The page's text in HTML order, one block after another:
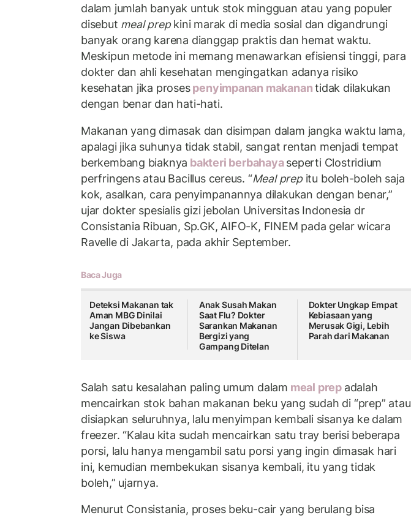
dalam jumlah banyak untuk stok mingguan atau yang populer
disebut meal prepkini marak di media sosial dan digandrungi
banyak orang karena dianggap praktis dan hemat waktu.
Meskipun metode ini memang menawarkan efisiensi tinggi, para
dokter dan ahli kesehatan mengingatkan adanya risiko
kesehatan jika prosespenyimpanan makanantidak dilakukan
dengan benar dan hati-hati.
Makanan yang dimasak dan disimpan dalam jangka waktu lama,
apalagi jika suhunya tidak stabil, sangat rentan menjadi tempat
berkembang biaknya bakteri berbahayaseperti Clostridium
perfringens atau Bacillus cereus. “Meal prepitu boleh-boleh saja
kok, asalkan, cara penyimpanannya dilakukan dengan benar,”
ujar dokter spesialis gizi jebolan Universitas Indonesia dr
Consistania Ribuan, Sp.GK, AIFO-K, FINEM pada gelar wicara
Ravelle di Jakarta, pada akhir September.
Baca Juga
Deteksi Makanan tak
Aman MBG Dinilai
Jangan Dibebankan
ke Siswa
Anak Susah Makan
Saat Flu? Dokter
Sarankan Makanan
Bergizi yang
Gampang Ditelan
Dokter Ungkap Empat
Kebiasaan yang
Merusak Gigi, Lebih
Parah dari Makanan
Salah satu kesalahan paling umum dalam meal prep adalah
mencairkan stok bahan makanan beku yang sudah di “prep” atau
disiapkan seluruhnya, lalu menyimpan kembali sisanya ke dalam
freezer. “Kalau kita sudah mencairkan satu tray berisi beberapa
porsi, lalu hanya mengambil satu porsi yang ingin dimasak hari
ini, kemudian membekukan sisanya kembali, itu yang tidak
boleh,” ujarnya.
Menurut Consistania, proses beku-cair yang berulang bisa